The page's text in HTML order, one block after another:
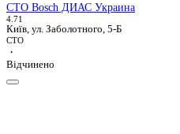
СТО Bosch ДИАС Украина
4.71
Київ, ул. Заболотного, 5-Б
СТО
·
Відчинено